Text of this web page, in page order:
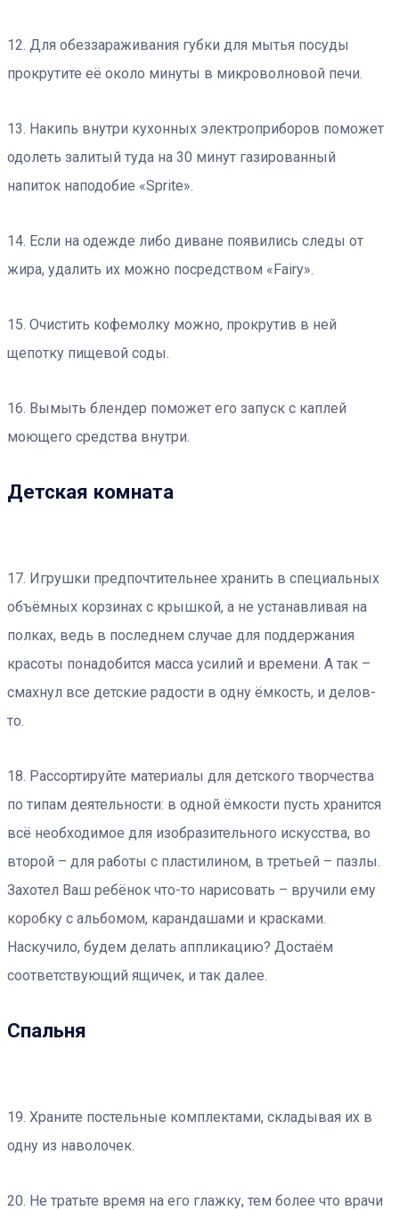
12. Для обеззараживания губки для мытья посуды
прокрутите её около минуты в микроволновой печи.
13. Накипь внутри кухонных электроприборов поможет
одолеть залитый туда на 30 минут газированный
напиток наподобие «Sprite».
14. Если на одежде либо диване появились следы от
жира, удалить их можно посредством «Fairy».
15. Очистить кофемолку можно, прокрутив в ней
щепотку пищевой соды.
16. Вымыть блендер поможет его запуск с каплей
моющего средства внутри.
Детская комната
17. Игрушки предпочтительнее хранить в специальных
объёмных корзинах с крышкой, а не устанавливая на
полках, ведь в последнем случае для поддержания
красоты понадобится масса усилий и времени. А так –
смахнул все детские радости в одну ёмкость, и делов-
то.
18. Рассортируйте материалы для детского творчества
по типам деятельности: в одной ёмкости пусть хранится
всё необходимое для изобразительного искусства, во
второй – для работы с пластилином, в третьей – пазлы.
Захотел Ваш ребёнок что-то нарисовать – вручили ему
коробку с альбомом, карандашами и красками.
Наскучило, будем делать аппликацию? Достаём
соответствующий ящичек, и так далее.
Спальня
19. Храните постельные комплектами, складывая их в
одну из наволочек.
20. Не тратьте время на его глажку, тем более что врачи